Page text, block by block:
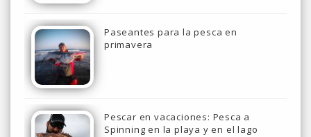
Paseantes para la pesca en
primavera
Pescar en vacaciones: Pesca a
Spinning en la playa y en el lago